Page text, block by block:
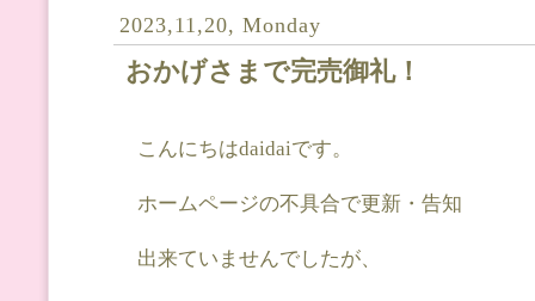
2023,11,20, Monday
おかげさまで完売御礼！
こんにちはdaidaiです。
ホームページの不具合で更新・告知
出来ていませんでしたが、